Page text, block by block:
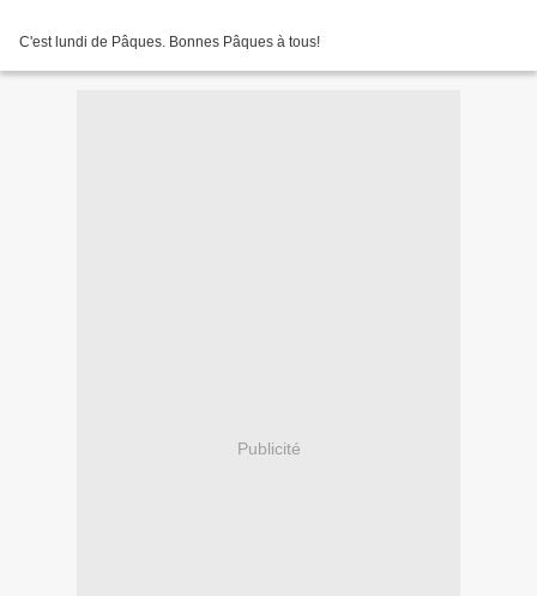
C'est lundi de Pâques. Bonnes Pâques à tous!
Publicité